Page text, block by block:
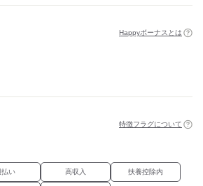
は選べる
アクセ自由
Happyボーナスとは
特徴フラグについて
払い 高収入 扶養控除内